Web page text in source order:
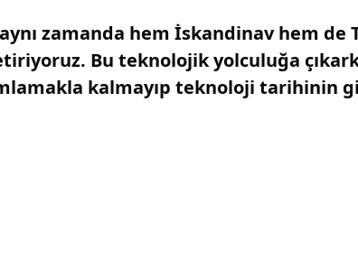
zamanda hem İskandinav hem
Bu teknolojik yolculuğa
kalmayıp teknoloji tarihinin